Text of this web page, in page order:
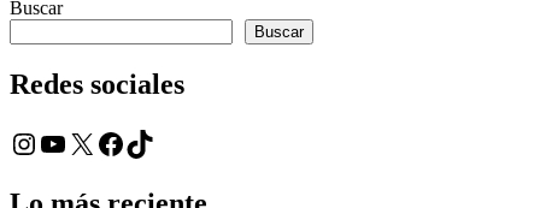
Buscar
Buscar
Redes sociales
Instagram
YouTube
X Facebook
TikTok